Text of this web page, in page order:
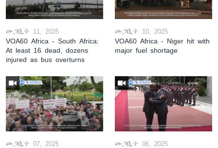
መጋቢት 11, 2025
VOA60 Africa - South Africa:
At least 16 dead, dozens
injured as bus overturns
መጋቢት 10, 2025
VOA60 Africa - Niger hit with
major fuel shortage
መጋቢት 07, 2025 መጋቢት 06, 2025